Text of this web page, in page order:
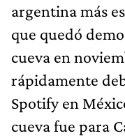
argentina más
que quedó
cueva en
rápidamente
Spotify en
cueva fue para